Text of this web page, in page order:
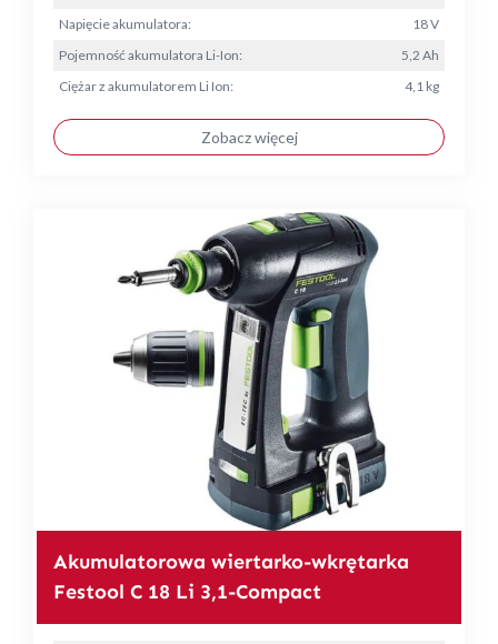
Napięcie akumulatora:
18 V
Pojemność akumulatora Li-Ion:
5,2 Ah
Ciężar z akumulatorem Li Ion:
4,1 kg
Zobacz więcej
Akumulatorowa wiertarko-wkrętarka
Festool C 18 Li 3,1-Compact